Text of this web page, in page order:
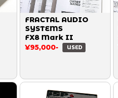
FRACTAL AUDIO
SYSTEMS
FX8 Mark II
¥95,000-
USED